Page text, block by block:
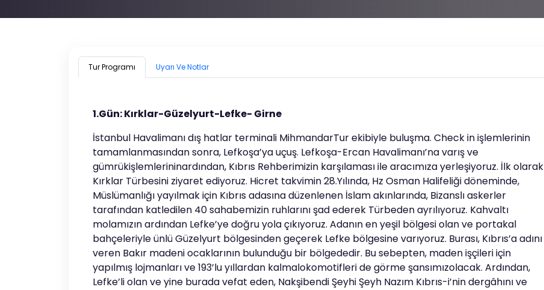
Tur Programı Uyarı Ve Notlar
1.Gün: Kırklar-Güzelyurt-Lefke- Girne
İstanbul Havalimanı dış hatlar terminali MihmandarTur ekibiyle buluşma. Check in işlemlerinin
tamamlanmasından sonra, Lefkoşa’ya uçuş. Lefkoşa-Ercan Havalimanı’na varış ve
gümrükişlemlerininardından, Kıbrıs Rehberimizin karşılaması ile aracımıza yerleşiyoruz. İlk olarak
Kırklar Türbesini ziyaret ediyoruz. Hicret takvimin 28.Yılında, Hz Osman Halifeliği döneminde,
Müslümanlığı yayılmak için Kıbrıs adasına düzenlenen İslam akınlarında, Bizanslı askerler
tarafından katledilen 40 sahabemizin ruhlarını şad ederek Türbeden ayrılıyoruz. Kahvaltı
molamızın ardından Lefke’ye doğru yola çıkıyoruz. Adanın en yeşil bölgesi olan ve portakal
bahçeleriyle ünlü Güzelyurt bölgesinden geçerek Lefke bölgesine varıyoruz. Burası, Kıbrıs’a adını
veren Bakır madeni ocaklarının bulunduğu bir bölgededir. Bu sebepten, maden işçileri için
yapılmış lojmanları ve 193’lu yıllardan kalmalokomotifleri de görme şansımızolacak. Ardından,
Lefke’li olan ve yine burada vefat eden, Nakşibendi Şeyhi Şeyh Nazım Kıbrıs-i’nin dergâhını ve